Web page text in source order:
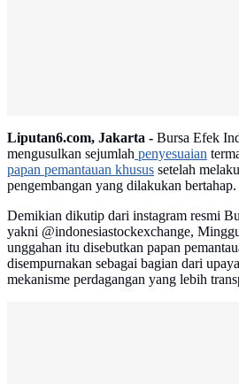
Liputan6.com, Jakarta - Bursa Efek
mengusulkan sejumlah penyesuaian
papan pemantauan khusus setelah
pengembangan yang dilakukan bertahap.
Demikian dikutip dari instagram resmi
yakni @indonesiastockexchange,
unggahan itu disebutkan papan
disempurnakan sebagai bagian dari
mekanisme perdagangan yang lebih